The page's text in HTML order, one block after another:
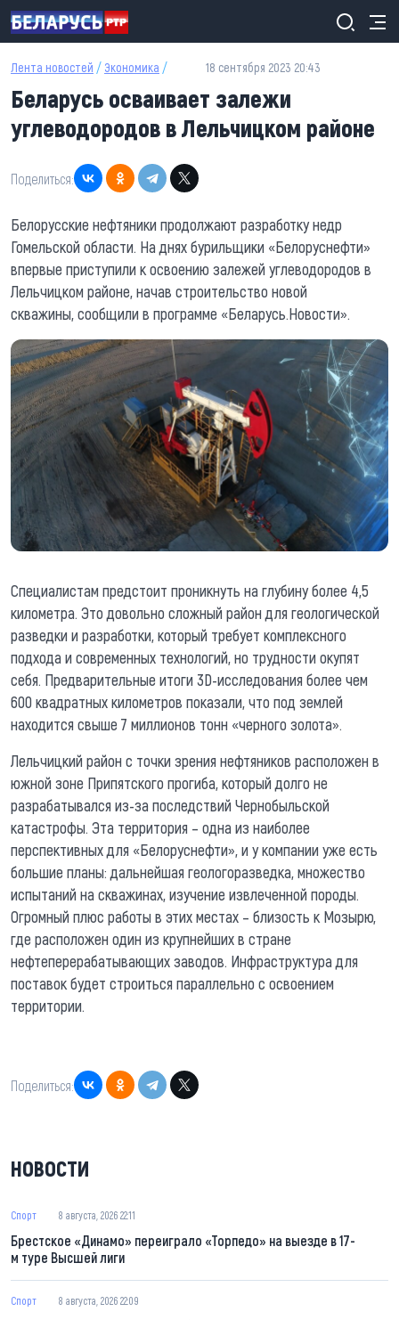
Перейти к основному содержанию
Лента новостей / Экономика / 18 сентября 2023 20:43
Беларусь осваивает залежи
углеводородов в Лельчицком районе
Поделиться:
Белорусские нефтяники продолжают разработку недр
Гомельской области. На днях бурильщики «Белоруснефти»
впервые приступили к освоению залежей углеводородов в
Лельчицком районе, начав строительство новой
скважины, сообщили в программе «Беларусь.Новости».
Специалистам предстоит проникнуть на глубину более 4,5
километра. Это довольно сложный район для геологической
разведки и разработки, который требует комплексного
подхода и современных технологий, но трудности окупят
себя. Предварительные итоги 3D-исследования более чем
600 квадратных километров показали, что под землей
находится свыше 7 миллионов тонн «черного золота».
Лельчицкий район с точки зрения нефтяников расположен в
южной зоне Припятского прогиба, который долго не
разрабатывался из-за последствий Чернобыльской
катастрофы. Эта территория – одна из наиболее
перспективных для «Белоруснефти», и у компании уже есть
большие планы: дальнейшая геологоразведка, множество
испытаний на скважинах, изучение извлеченной породы.
Огромный плюс работы в этих местах – близость к Мозырю,
где расположен один из крупнейших в стране
нефтеперерабатывающих заводов. Инфраструктура для
поставок будет строиться параллельно с освоением
территории.
Поделиться:
НОВОСТИ
Спорт 8 августа, 2026 22:11
Брестское «Динамо» переиграло «Торпедо» на выезде в 17-
м туре Высшей лиги
Спорт 8 августа, 2026 22:09